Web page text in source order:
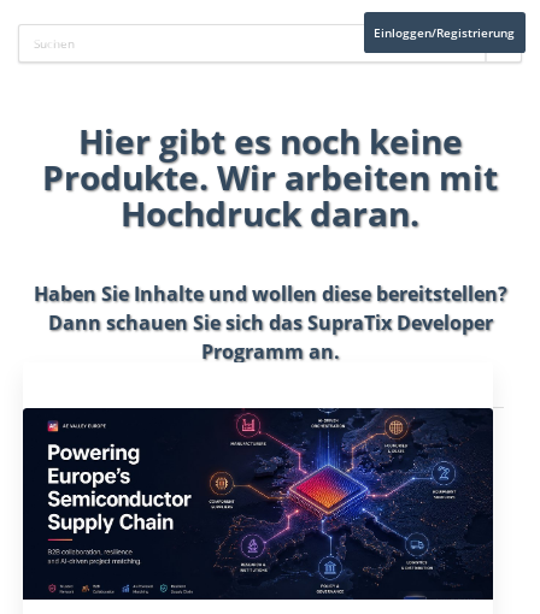
Einloggen/Registrierung
Hier gibt es noch keine
Produkte. Wir arbeiten mit
Hochdruck daran.
Haben Sie Inhalte und wollen diese bereitstellen?
Dann schauen Sie sich dasSupraTix Developer
Programman.